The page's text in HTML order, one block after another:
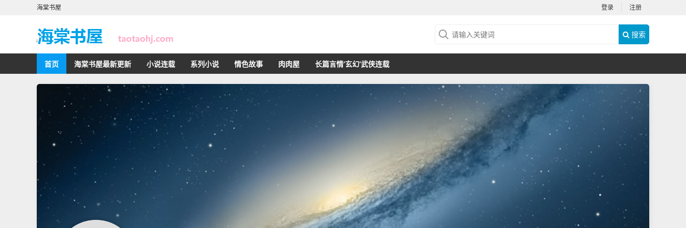
海棠书屋 登录 注册
搜索
首页 海棠书屋最新更新 小说连载 系列小说 情色故事 肉肉屋 长篇言情‘玄幻’武侠连载